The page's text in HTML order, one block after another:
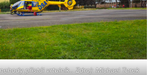
přistál vrtulník.. Zdroj: Michael Turek